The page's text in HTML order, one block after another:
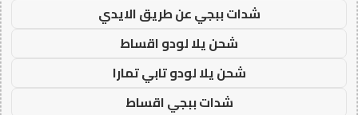
شدات ببجي عن طريق الايدي
شحن يلا لودو اقساط
شحن يلا لودو تابي تمارا
شدات ببجي اقساط